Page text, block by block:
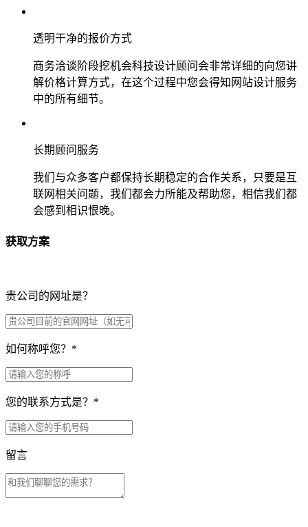
透明干净的报价方式
商务洽谈阶段挖机会科技设计顾问会非常详细的向您讲
解价格计算方式，在这个过程中您会得知网站设计服务
中的所有细节。
长期顾问服务
我们与众多客户都保持长期稳定的合作关系，只要是互
联网相关问题，我们都会力所能及帮助您，相信我们都
会感到相识恨晚。
获取方案
贵公司的网址是？
如何称呼您？ *
您的联系方式是？ *
留言